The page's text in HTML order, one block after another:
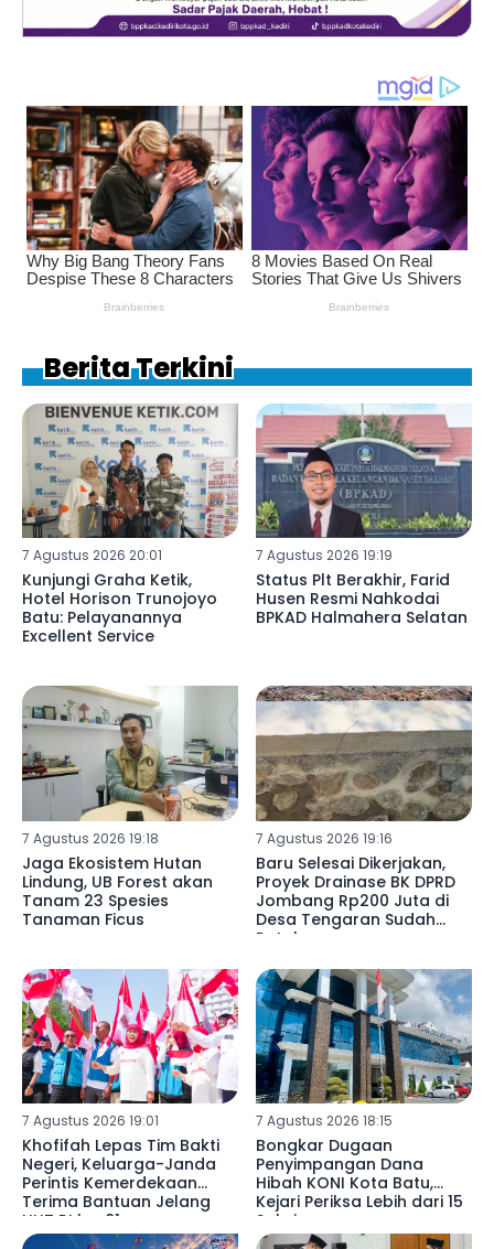
Berita Terkini
7 Agustus 2026 20:01
Kunjungi Graha Ketik,
Hotel Horison Trunojoyo
Batu: Pelayanannya
Excellent Service
7 Agustus 2026 19:19
Status Plt Berakhir, Farid
Husen Resmi Nahkodai
BPKAD Halmahera Selatan
7 Agustus 2026 19:18
Jaga Ekosistem Hutan
Lindung, UB Forest akan
Tanam 23 Spesies
Tanaman Ficus
7 Agustus 2026 19:16
Baru Selesai Dikerjakan,
Proyek Drainase BK DPRD
Jombang Rp200 Juta di
Desa Tengaran Sudah
Retak
7 Agustus 2026 19:01
Khofifah Lepas Tim Bakti
Negeri, Keluarga-Janda
Perintis Kemerdekaan
Terima Bantuan Jelang
HUT RI ke-81
7 Agustus 2026 18:15
Bongkar Dugaan
Penyimpangan Dana
Hibah KONI Kota Batu,
Kejari Periksa Lebih dari 15
Saksi